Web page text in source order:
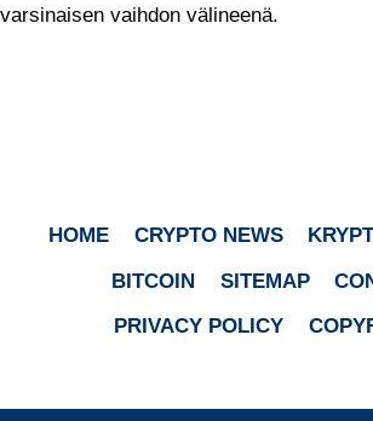
varsinaisen vaihdon välineenä.
HOME CRYPTO NEWS
BITCOIN
SITEMAP
PRIVACY POLICY